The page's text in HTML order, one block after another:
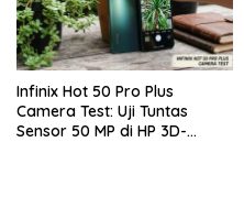
Infinix Hot 50 Pro Plus
Camera Test: Uji Tuntas
Sensor 50 MP di HP 3D-